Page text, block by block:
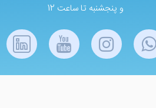
و پنجشنبه تا ساعت 12